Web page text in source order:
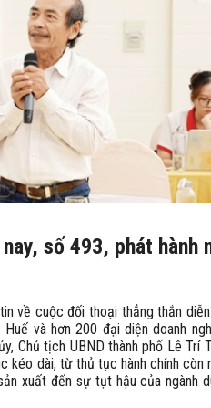
số 493, phát hành
về cuộc đối thoại thẳng thắn
và hơn 200 đại diện doanh
Chủ tịch UBND thành phố Lê Trí
kéo dài, từ thủ tục hành chính còn
xuất đến sự tụt hậu của ngành